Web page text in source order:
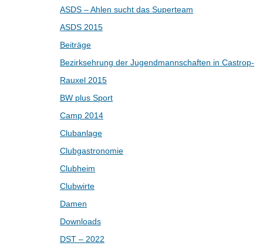
ASDS – Ahlen sucht das Superteam
ASDS 2015
Beiträge
Bezirksehrung der Jugendmannschaften in Castrop-
Rauxel 2015
BW plus Sport
Camp 2014
Clubanlage
Clubgastronomie
Clubheim
Clubwirte
Damen
Downloads
DST – 2022